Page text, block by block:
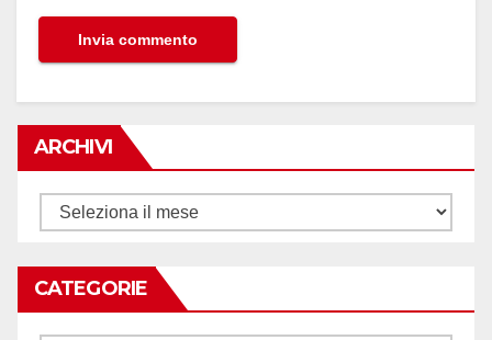
ARCHIVI
Archivi
CATEGORIE